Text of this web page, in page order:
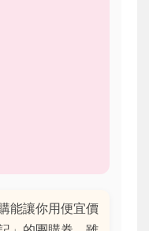
能讓你用便宜價